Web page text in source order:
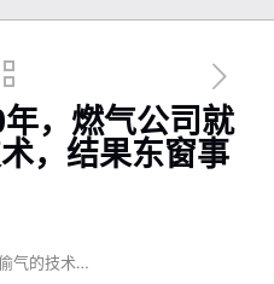
，燃气公司就
，结果东窗事
气的技术…